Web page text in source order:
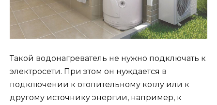
Такой водонагреватель не нужно подключать к
электросети. При этом он нуждается в
подключении к отопительному котлу или к
другому источнику энергии, например, к